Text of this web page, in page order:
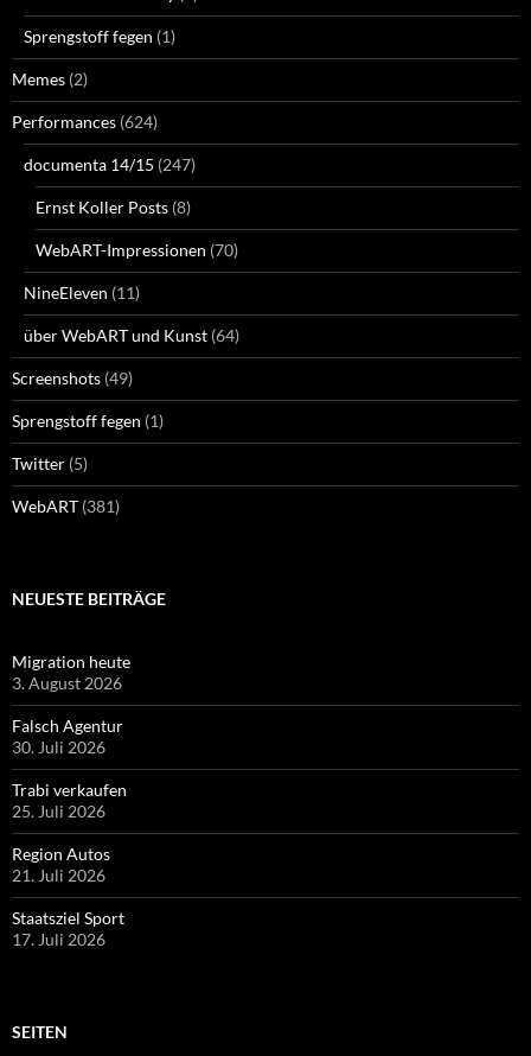
Sprengstoff fegen (1)
Memes (2)
Performances (624)
documenta 14/15 (247)
Ernst Koller Posts (8)
WebART-Impressionen (70)
NineEleven (11)
über WebART und Kunst (64)
Screenshots (49)
Sprengstoff fegen (1)
Twitter (5)
WebART (381)
NEUESTE BEITRÄGE
Migration heute
3. August 2026
Falsch Agentur
30. Juli 2026
Trabi verkaufen
25. Juli 2026
Region Autos
21. Juli 2026
Staatsziel Sport
17. Juli 2026
SEITEN